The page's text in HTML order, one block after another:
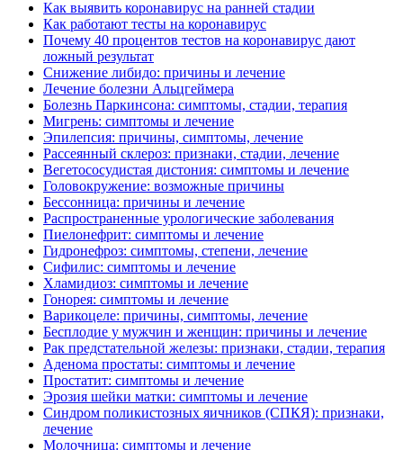
Как выявить коронавирус на ранней стадии
Как работают тесты на коронавирус
Почему 40 процентов тестов на коронавирус дают
ложный результат
Снижение либидо: причины и лечение
Лечение болезни Альцгеймера
Болезнь Паркинсона: симптомы, стадии, терапия
Мигрень: симптомы и лечение
Эпилепсия: причины, симптомы, лечение
Рассеянный склероз: признаки, стадии, лечение
Вегетососудистая дистония: симптомы и лечение
Головокружение: возможные причины
Бессонница: причины и лечение
Распространенные урологические заболевания
Пиелонефрит: симптомы и лечение
Гидронефроз: симптомы, степени, лечение
Сифилис: симптомы и лечение
Хламидиоз: симптомы и лечение
Гонорея: симптомы и лечение
Варикоцеле: причины, симптомы, лечение
Бесплодие у мужчин и женщин: причины и лечение
Рак предстательной железы: признаки, стадии, терапия
Аденома простаты: симптомы и лечение
Простатит: симптомы и лечение
Эрозия шейки матки: симптомы и лечение
Синдром поликистозных яичников (СПКЯ): признаки,
лечение
Молочница: симптомы и лечение